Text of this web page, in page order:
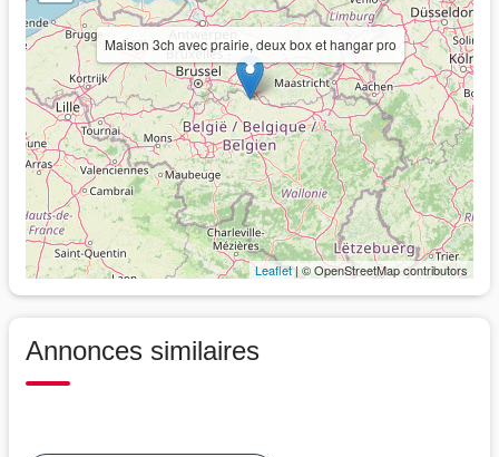
Maison 3ch avec prairie, deux box et hangar pro
Leaflet| © OpenStreetMap contributors
Annonces similaires